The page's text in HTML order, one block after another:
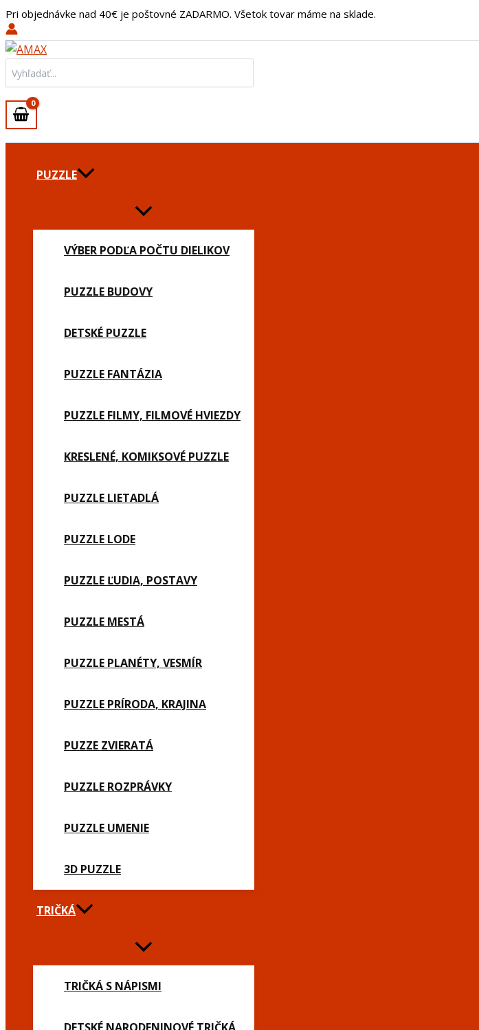
Preskočiť
na
obsah
Pri objednávke nad 40€ je poštovné ZADARMO. Všetok tovar máme na sklade.
for:
PUZZLE
VÝBER PODĽA POČTU DIELIKOV
PUZZLE BUDOVY
DETSKÉ PUZZLE
PUZZLE FANTÁZIA
PUZZLE FILMY, FILMOVÉ HVIEZDY
KRESLENÉ, KOMIKSOVÉ PUZZLE
PUZZLE LIETADLÁ
PUZZLE LODE
PUZZLE ĽUDIA, POSTAVY
PUZZLE MESTÁ
PUZZLE PLANÉTY, VESMÍR
PUZZLE PRÍRODA, KRAJINA
PUZZE ZVIERATÁ
PUZZLE ROZPRÁVKY
PUZZLE UMENIE
3D PUZZLE
TRIČKÁ
TRIČKÁ S NÁPISMI
Plyšová
kľúčenka
Gulička
Biela